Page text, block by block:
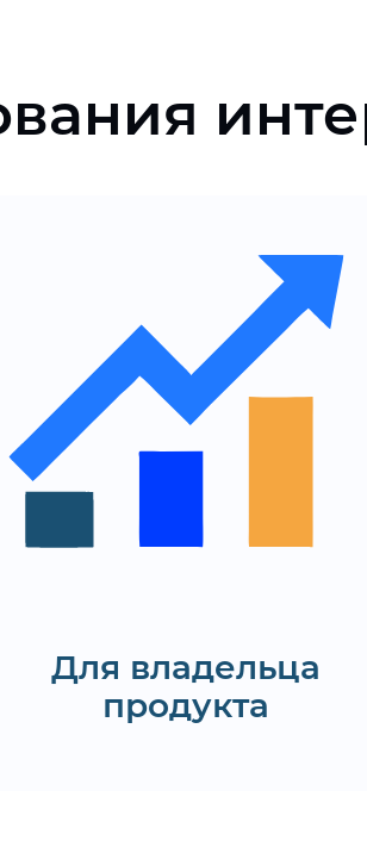
Для владельца
продукта
Анализ целевой аудитории
и их потребностей
Разработка прототипов и
тестирование идей
Построение оптимального
пользовательского пути
Снижение рисков провала
Начните разработку UX
Запросить
дорожную карту